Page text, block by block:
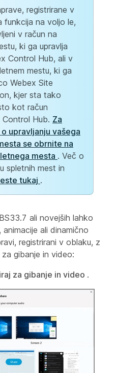
registrirane v
funkcija na voljo le,
v račun na
ki ga upravlja
Control Hub, ali v
mestu, ki ga
Webex Site
kjer sta tako
kot račun
Hub. Za
upravljanju vašega
se obrnite na
mesta . Več o
spletnih mest in
tukaj .
ali novejših lahko
ali dinamično
registrirani v oblaku, z
gibanje in video:
za gibanje in video .